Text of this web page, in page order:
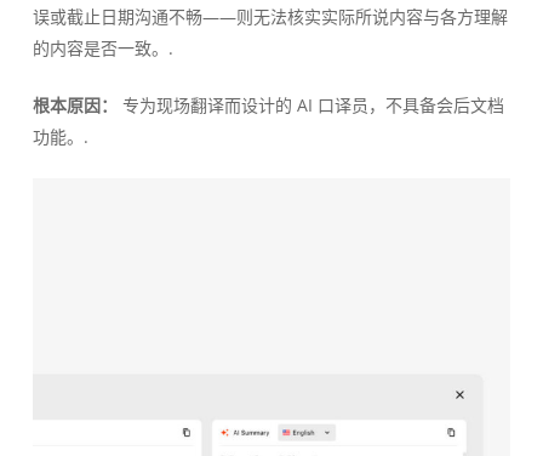
误或截止日期沟通不畅——则无法核实实际所说内容与各方理解
的内容是否一致。.
根本原因：
专为现场翻译而设计的 AI 口译员，不具备会后文档
功能。.